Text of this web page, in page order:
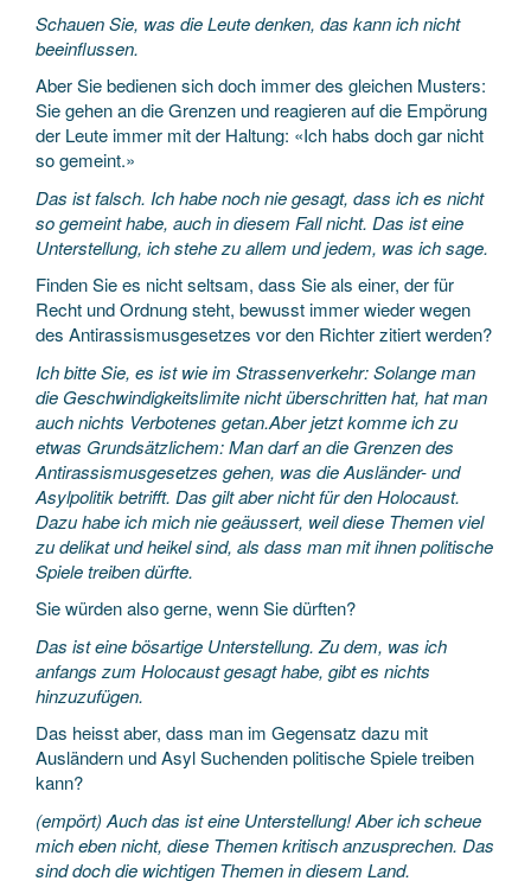
Schauen Sie, was die Leute denken, das kann ich nicht
beeinflussen.
Aber Sie bedienen sich doch immer des gleichen Musters:
Sie gehen an die Grenzen und reagieren auf die Empörung
der Leute immer mit der Haltung: «Ich habs doch gar nicht
so gemeint.»
Das ist falsch. Ich habe noch nie gesagt, dass ich es nicht
so gemeint habe, auch in diesem Fall nicht. Das ist eine
Unterstellung, ich stehe zu allem und jedem, was ich sage.
Finden Sie es nicht seltsam, dass Sie als einer, der für
Recht und Ordnung steht, bewusst immer wieder wegen
des Antirassismusgesetzes vor den Richter zitiert werden?
Ich bitte Sie, es ist wie im Strassenverkehr: Solange man
die Geschwindigkeitslimite nicht überschritten hat, hat man
auch nichts Verbotenes getan.Aber jetzt komme ich zu
etwas Grundsätzlichem: Man darf an die Grenzen des
Antirassismusgesetzes gehen, was die Ausländer- und
Asylpolitik betrifft. Das gilt aber nicht für den Holocaust.
Dazu habe ich mich nie geäussert, weil diese Themen viel
zu delikat und heikel sind, als dass man mit ihnen politische
Spiele treiben dürfte.
Sie würden also gerne, wenn Sie dürften?
Das ist eine bösartige Unterstellung. Zu dem, was ich
anfangs zum Holocaust gesagt habe, gibt es nichts
hinzuzufügen.
Das heisst aber, dass man im Gegensatz dazu mit
Ausländern und Asyl Suchenden politische Spiele treiben
kann?
(empört) Auch das ist eine Unterstellung! Aber ich scheue
mich eben nicht, diese Themen kritisch anzusprechen. Das
sind doch die wichtigen Themen in diesem Land.